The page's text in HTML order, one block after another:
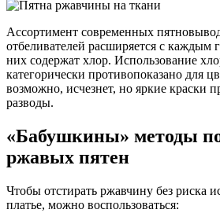
Ассортимент современных
отбеливателей расширяется с каждым
них содержат хлор. Использование
категорически противопоказано для
возможно, исчезнет, но яркие краски
разводы.
«Бабушкины» методы
ржавых пятен
Чтобы отстирать ржавчину без риска
платье, можно воспользоваться: